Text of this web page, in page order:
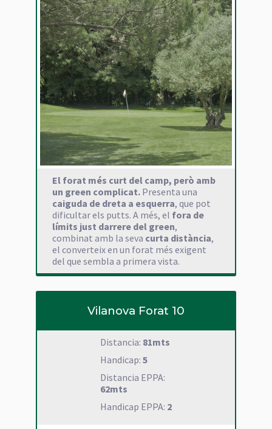
El forat més curt del camp, però amb
un green complicat. Presenta una
caiguda de dreta a esquerra, que pot
dificultar els putts. A més, el fora de
límits just darrere del green,
combinat amb la seva curta distància,
el converteix en un forat més exigent
del que sembla a primera vista.
Vilanova Forat 10
Distancia: 81mts
Handicap: 5
Distancia EPPA:
62mts
Handicap EPPA: 2